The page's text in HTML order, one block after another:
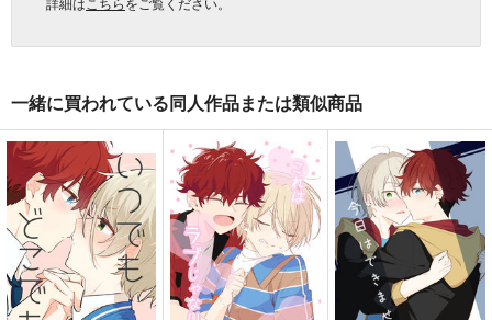
一緒に買われている同人作品または類似商品